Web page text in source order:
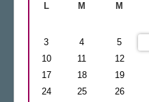
L M M
3
4 5
10
11 12
17
18 19
24
25 26